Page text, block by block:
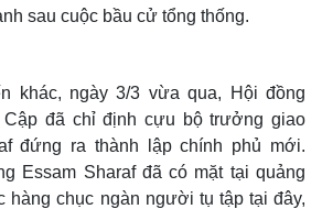
sau cuộc bầu cử tổng thống.
khác, ngày 3/3 vừa qua, Hội đồng
đã chỉ định cựu bộ trưởng giao
đứng ra thành lập chính phủ mới.
Essam Sharaf đã có mặt tại quảng
hàng chục ngàn người tụ tập tại đây,